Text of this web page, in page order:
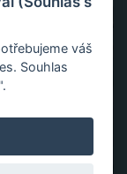
váš
Souhlas